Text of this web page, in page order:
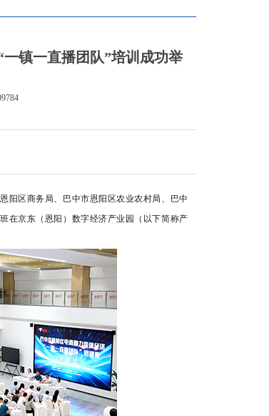
镇一直播团队”培训成功举
阳区商务局、巴中市恩阳区农业农村局、巴中
在京东（恩阳）数字经济产业园（以下简称产